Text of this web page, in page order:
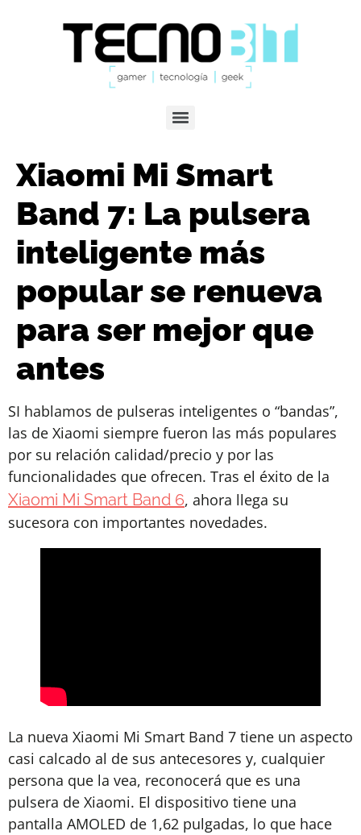
Xiaomi Mi Smart
Band 7: La pulsera
inteligente más
popular se renueva
para ser mejor que
antes
SI hablamos de pulseras inteligentes o “bandas”,
las de Xiaomi siempre fueron las más populares
por su relación calidad/precio y por las
funcionalidades que ofrecen. Tras el éxito de la
Xiaomi Mi Smart Band 6, ahora llega su
sucesora con importantes novedades.
La nueva Xiaomi Mi Smart Band 7 tiene un aspecto
casi calcado al de sus antecesores y, cualquier
persona que la vea, reconocerá que es una
pulsera de Xiaomi. El dispositivo tiene una
pantalla AMOLED de 1,62 pulgadas, lo que hace